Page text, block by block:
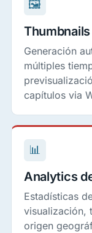
🖼
Generación
múltiples
capítulos via
📊
Analytics
Estadísticas
visualización,
origen